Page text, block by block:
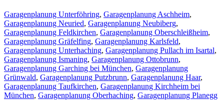
Garagenplanung Unterföhring, Garagenplanung Aschheim,
Garagenplanung Neuried, Garagenplanung Neubiberg,
Garagenplanung Feldkirchen, Garagenplanung Oberschleißheim,
Garagenplanung Gräfelfing, Garagenplanung Karlsfeld,
Garagenplanung Unterhaching, Garagenplanung Pullach im Isartal,
Garagenplanung Ismaning, Garagenplanung Ottobrunn,
Garagenplanung Garching bei München, Garagenplanung
Grünwald, Garagenplanung Putzbrunn, Garagenplanung Haar,
Garagenplanung Taufkirchen, Garagenplanung Kirchheim bei
München, Garagenplanung Oberhaching, Garagenplanung Planegg